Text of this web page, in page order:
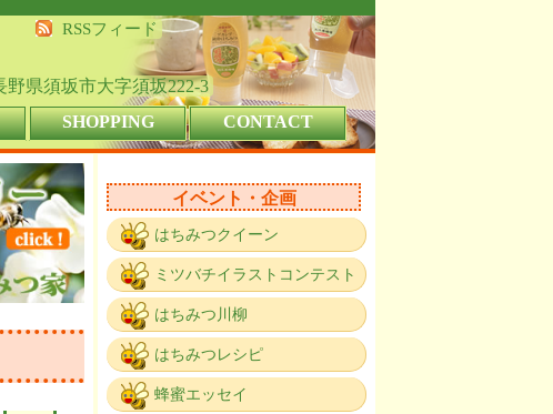
RSSフィード
野県須坂市大字須坂222-3
SHOPPING CONTACT
イベント・企画
はちみつクイーン
ミツバチイラストコンテスト
はちみつ川柳
はちみつレシピ
蜂蜜エッセイ